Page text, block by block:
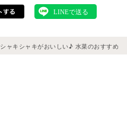
シャキシャキがおいしい♪ 水菜のおすすめ